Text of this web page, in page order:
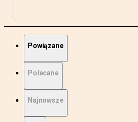
Powiązane
Polecane
Najnowsze